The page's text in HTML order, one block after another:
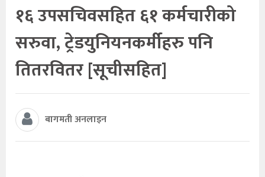
१६ उपसचिवसहित ६१ कर्मचारीको
सरुवा, ट्रेडयुनियनकर्मीहरु पनि
तितरवितर [सूचीसहित]
बागमती अनलाइन